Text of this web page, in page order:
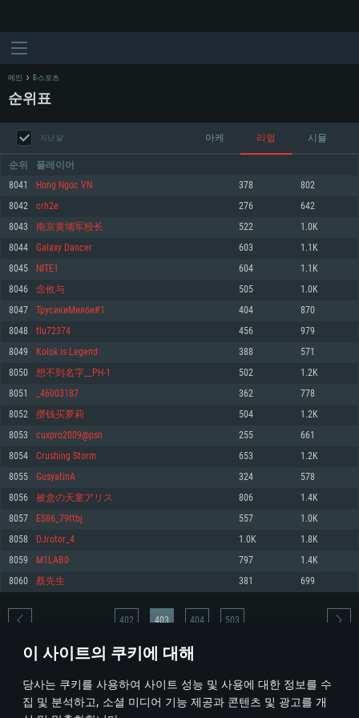
이 사이트의 쿠키에 대해
당사는 쿠키를 사용하여 사이트 성능 및 사용에 대한 정보를 수
집 및 분석하고, 소셜 미디어 기능 제공과 콘텐츠 및 광고를 개
최소사양
운영체제: Windows 10 (64 bit)
프로세서: 2.2 GHz 듀얼코어 이상
메모리: 4GB
그래픽 카드: DirectX 11 이상을 지원하는 AMD Radeon 77XX / NVIDIA
GeForce GT 660. 최소 사양 해상도: 720p
네트워크: 브로드밴드 인터넷
여유 저장 공간: 22.1 GB (최소 클라이언트)
권장 사양
570 혹은 그 이상
여유 저장 공간: 62.2 GB (전체 클라이언트)
최소사양
운영체제: Mac OS Big Sur 11.0
프로세서: 최소 2.2 GHz의 Core i5 (Intel Xeon 은 지원하지 않습니다)
메모리: 6 GB
그래픽 카드: Metal 을 지원하는 Intel Iris Pro 5200 (Mac), 혹은 이와 비슷한 성
능을 가지는 Mac 버전의 AMD/Nvidia. 최소 해상도: 720p
네트워크: 브로드밴드 인터넷
여유 저장 공간: 22.1 GB (최소 클라이언트)
권장 사양
네트워크: 브로드밴드 인터넷
여유 저장 공간: 62.2 GB (전체 클라이언트)
최소사양
운영체제: 64bit Linux 중 최신 버전
프로세서: 2.4 GHz 듀얼코어
메모리: 4 GB
그래픽 카드: Vulkan 을 지원하고, 최신 그래픽 드라이버를 지원하는 NVIDIA
660 (6개월 미만) 혹은 그와 동급의 성능을 가지며 최신 그래픽 드라이버를 지
원하는 AMD (6개월 미만; 최소사양 지원 해상도 720p)
네트워크: 브로드밴드 인터넷
여유 저장 공간: 22.1 GB (최소 클라이언트)
권장 사양
운영체제: Ubuntu 20.04 64bit
프로세서: Intel Core i7
메모리: 16 GB
그래픽 카드: Vulkan 을 지원하고, 최신 그래픽 드라이버를 지원하는 NVIDIA
1060 (6개월 미만) 혹은 그와 동급의 성능을 가지며 최신 그래픽 드라이버를
지원하는 AMD RX 570 (6개월 미만; 최소사양 지원 해상도 720p) 이상
여유 저장 공간: 62.2 GB (전체 클라이언트)
메인 E-스포츠
순위표
지난 달 아케 리얼 시뮬
순위 플레이어
8041 Hong Ngoc VN 378 802
8042 crh2e 276 642
8043 南京黄埔军校长 522 1.0K
8044 Galaxy Dancer 603 1.1K
8045 NITE1 604 1.1K
8046 念攸与 505 1.0K
8047 ТрусикиМияби#1 404 870
8048 tlu72374 456 979
8049 Kolok is Legend 388 571
8050 想不到名字__PH-1 502 1.2K
8051 _46003187 362 778
8052 攒钱买萝莉 504 1.2K
8053 cuxpro2009@psn 255 661
8054 Crushing Storm 653 1.2K
8055 GusyatinA 324 578
8056 被盒の天童アリス 806 1.4K
8057 ES86_79ttbj 557 1.0K
8058 DJrotor_4 1.0K 1.8K
8059 M1LAB0 797 1.4K
8060 蔡先生 381 699
* 순위표는 매일 1회 갱신됩니다
402 403 404 503